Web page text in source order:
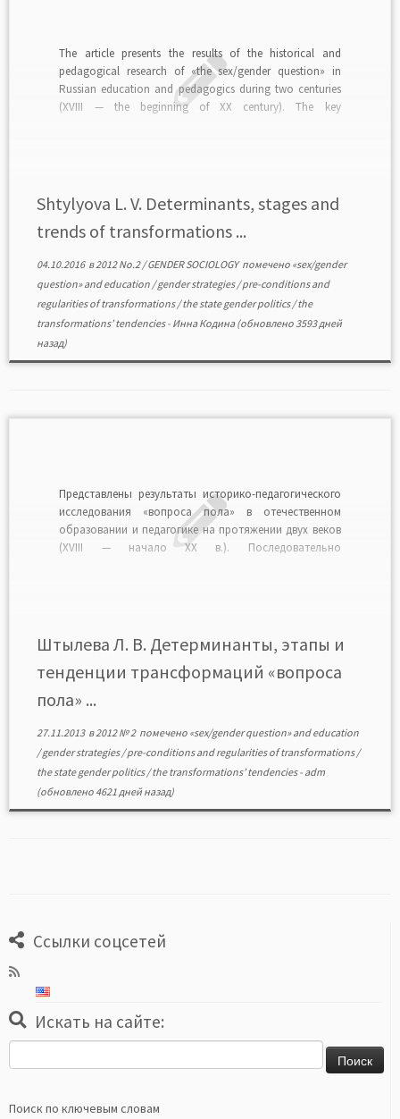
The article presents the results of the historical and
pedagogical research of «the sex/gender question» in
Russian education and pedagogics during two centuries
(XVIII — the beginning of XX century). The key
Shtylyova L. V. Determinants, stages and
trends of transformations ...
04.10.2016в2012 No.2/GENDER SOCIOLOGYпомечено «sex/gender
question» and education /gender strategies/pre-conditions and
regularities of transformations/the state gender politics/the
transformations’ tendencies- Инна Кодина(обновлено 3593 дней
назад)
Представлены результаты историко-педагогического
исследования «вопроса пола» в отечественном
образовании и педагогике на протяжении двух веков
(XVIII — начало XX в.). Последовательно
педагогических наук, доцент кафедры социальной
педагогики, дошкольного и начального
образования, […]
Штылева Л. В. Детерминанты, этапы и
тенденции трансформаций «вопроса
пола» ...
27.11.2013в2012 № 2 помечено «sex/gender question» and education
/gender strategies/pre-conditions and regularities of transformations/
the state gender politics/the transformations’ tendencies- adm
(обновлено 4621 дней назад)
Ссылки соцсетей
Искать на сайте:
Поиск по ключевым словам